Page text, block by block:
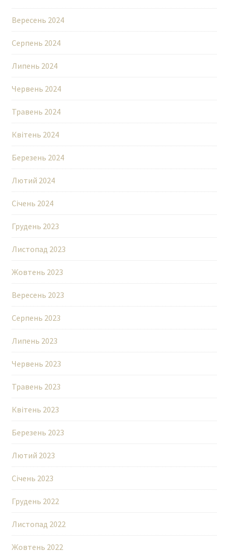
Вересень 2024
Серпень 2024
Липень 2024
Червень 2024
Травень 2024
Квітень 2024
Березень 2024
Лютий 2024
Січень 2024
Грудень 2023
Листопад 2023
Жовтень 2023
Вересень 2023
Серпень 2023
Липень 2023
Червень 2023
Травень 2023
Квітень 2023
Березень 2023
Лютий 2023
Січень 2023
Грудень 2022
Листопад 2022
Жовтень 2022